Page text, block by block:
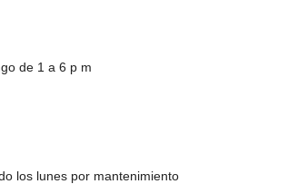
de 1 a 6 p m
los lunes por mantenimiento